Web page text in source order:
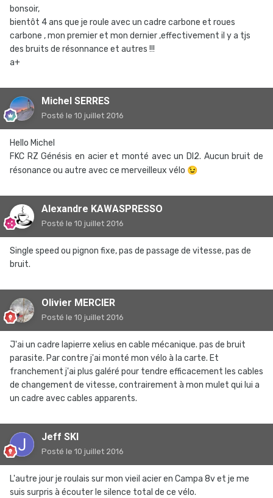
bonsoir,
bientôt 4 ans que je roule avec un cadre carbone et roues
carbone , mon premier et mon dernier ,effectivement il y a tjs
des bruits de résonnance et autres !!!
a+
Michel SERRES
Posté le 10 juillet 2016
Hello Michel
FKC RZ Génésis en acier et monté avec un DI2. Aucun bruit de
résonance ou autre avec ce merveilleux vélo 😉
Alexandre KAWASPRESSO
Posté le 10 juillet 2016
Single speed ou pignon fixe, pas de passage de vitesse, pas de
bruit.
Olivier MERCIER
Posté le 10 juillet 2016
J'ai un cadre lapierre xelius en cable mécanique. pas de bruit
parasite. Par contre j'ai monté mon vélo à la carte. Et
franchement j'ai plus galéré pour tendre efficacement les cables
de changement de vitesse, contrairement à mon mulet qui lui a
un cadre avec cables apparents.
Jeff SKI
Posté le 10 juillet 2016
L'autre jour je roulais sur mon vieil acier en Campa 8v et je me
suis surpris à écouter le silence total de ce vélo.